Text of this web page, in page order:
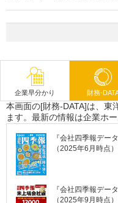
企業早分かり 財務-
本画面の[財務-DATA]は、東
ます。最新の情報は企業ホ
『会社四季報デー
（2025年6月時点）
『会社四季報デー
（2025年9月時点）